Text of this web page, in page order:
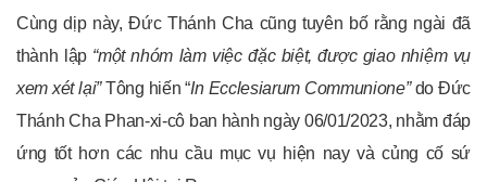
Cùng dịp này, Đức Thánh Cha cũng tuyên bố rằng ngài đã
thành lập “một nhóm làm việc đặc biệt, được giao nhiệm vụ
xem xét lại”Tông hiến “In Ecclesiarum Communione”do Đức
Thánh Cha Phan-xi-cô ban hành ngày 06/01/2023, nhằm đáp
ứng tốt hơn các nhu cầu mục vụ hiện nay và củng cố sứ